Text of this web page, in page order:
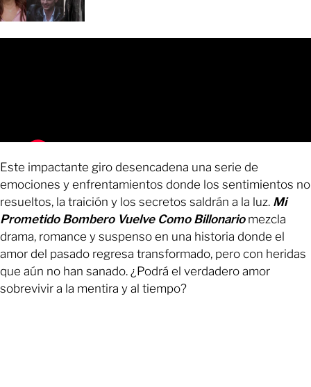
Este impactante giro desencadena una serie de
emociones y enfrentamientos donde los sentimientos no
resueltos, la traición y los secretos saldrán a la luz. Mi
Prometido Bombero Vuelve Como Billonariomezcla
drama, romance y suspenso en una historia donde el
amor del pasado regresa transformado, pero con heridas
que aún no han sanado. ¿Podrá el verdadero amor
sobrevivir a la mentira y al tiempo?